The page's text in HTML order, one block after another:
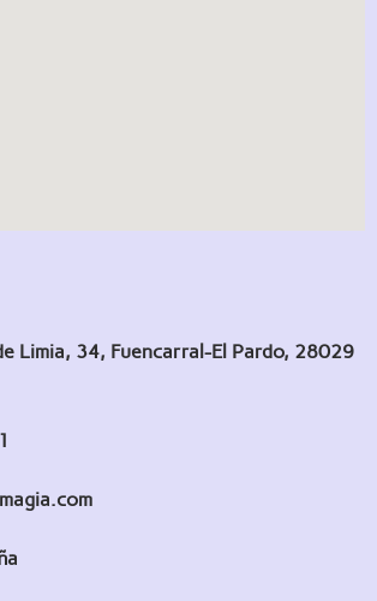
Limia, 34, Fuencarral-El Pardo, 28029